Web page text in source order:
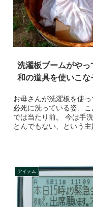
洗濯板ブームがやっ
和の道具を使いこな
お母さんが洗濯板を使
必死に洗っている姿、
では当たり前。 今は手
とんでもない、という主
アイテム